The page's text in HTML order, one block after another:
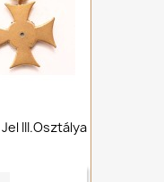
III.osztálya